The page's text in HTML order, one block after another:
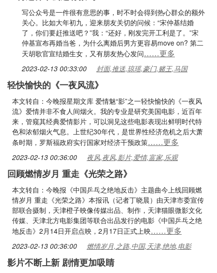
写公众号是一件很有意思的事，时不时会得到热心群众的额外
关心。比如大年初九，迎来朋友关切的问候：“宋仲基结婚
了，你们要赶推送吧？”我：“还好，刚发完开工利是了。”宋
仲基宣布再婚当爸，为什么离婚后男方更容易move on? 第二
天胡歌官宣结婚生女，又有朋友热心发问……更多
2023-02-13 00:33:00 封面,推送,琼瑶,豪门,赌王,马国
轻快愉快的《一夜风流》
本文转自：今晚报星期文库 爱情魅“影”之一轻快愉快的《一夜风
流》爱情并非不食人间烟火。我的专业是研究美国电影，近百年
来，管窥其经典爱情影片，可以洞见这些电影表现出鲜明时代特
色和浓郁烟火气息。上世纪30年代，是世界性经济危机之后大萧
条时期，罗斯福政府实行国家对经济干预政策……更多
2023-02-13 00:36:00 夜风,夜风,影片,爱情,富家,乐观
回顾燃情岁月 重走《光荣之路》
本文转自：今晚报《中国乒乓之绝地反击》主题曲今上线回顾燃
情岁月 重走《光荣之路》本报讯（记者丁晓晨）由天津市委宣传
部联合摄制，天津橙子映像传媒出品、制作，天津猫眼微影文化
传媒、天津北方电影集团等联合出品发行的电影《中国乒乓之绝
地反击》2月14日开启点映，2月17日正式上映……更多
2023-02-13 00:36:00 燃情岁月,之路,中国,天津,绝地,电影
影片不断上新 剧情更加吸睛